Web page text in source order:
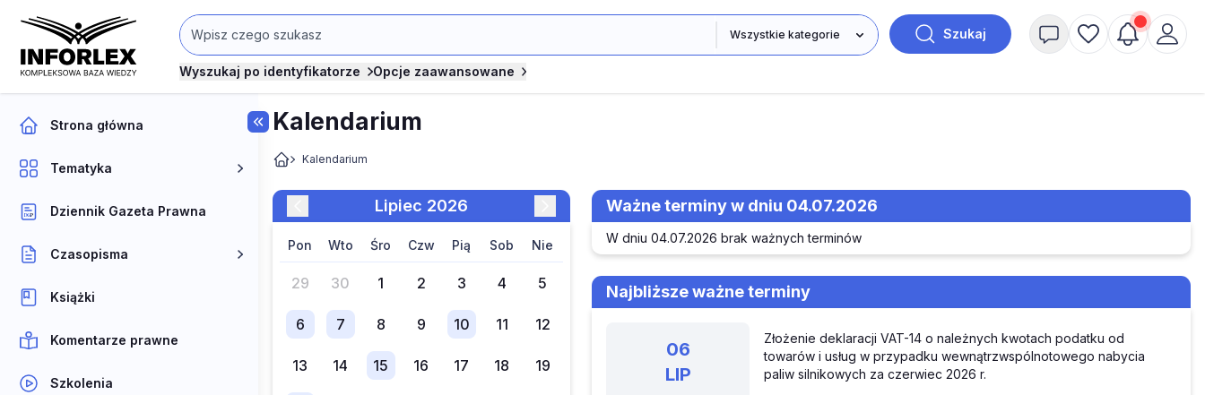
Szukaj
Wyszukaj po identyfikatorze Opcje zaawansowane
Strona główna
Tematyka
Dziennik Gazeta Prawna
Czasopisma
Książki
Komentarze prawne
Szkolenia
Kalendarium
Kalendarium
lipiec 2026
pon wto śro czw pią sob nie
29 30 1 2 3 4 5
6 7 8 9 10 11 12
13 14 15 16 17 18 19
Ważne terminy w dniu 04.07.2026
W dniu 04.07.2026 brak ważnych terminów
Najbliższe ważne terminy
06
LIP
Złożenie deklaracji VAT-14 o należnych kwotach podatku od
towarów i usług w przypadku wewnątrzwspólnotowego nabycia
paliw silnikowych za czerwiec 2026 r.